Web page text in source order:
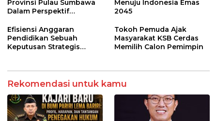
Provinsi Pulau Sumbawa
Dalam Perspektif
Menuju Indonesia Emas
2045
Efisiensi Anggaran
Pendidikan Sebuah
Keputusan Strategis
Tokoh Pemuda Ajak
Masyarakat KSB Cerdas
Memilih Calon Pemimpin
Rekomendasi untuk kamu